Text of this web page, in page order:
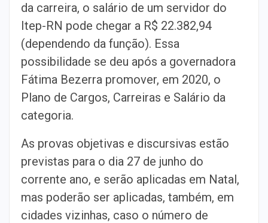
da carreira, o salário de um servidor do
Itep-RN pode chegar a R$ 22.382,94
(dependendo da função). Essa
possibilidade se deu após a governadora
Fátima Bezerra promover, em 2020, o
Plano de Cargos, Carreiras e Salário da
categoria.
As provas objetivas e discursivas estão
previstas para o dia 27 de junho do
corrente ano, e serão aplicadas em Natal,
mas poderão ser aplicadas, também, em
cidades vizinhas, caso o número de